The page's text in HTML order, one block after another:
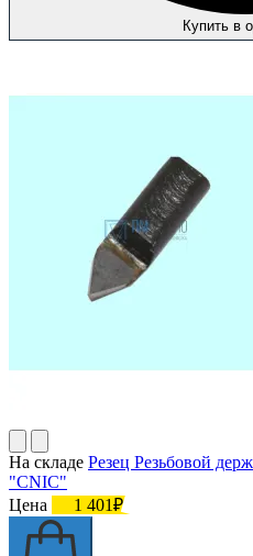
Купить в
На складе Резец Резьбовой
"CNIC"
Цена
1 401₽